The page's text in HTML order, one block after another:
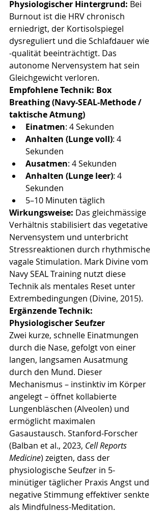
Physiologischer Hintergrund: Bei
Burnout ist die HRV chronisch
erniedrigt, der Kortisolspiegel
dysreguliert und die Schlafdauer wie
-qualität beeinträchtigt. Das
autonome Nervensystem hat sein
Gleichgewicht verloren.
Empfohlene Technik: Box
Breathing (Navy-SEAL-Methode /
taktische Atmung)
Einatmen: 4 Sekunden
Anhalten (Lunge voll): 4
Sekunden
Ausatmen: 4 Sekunden
Anhalten (Lunge leer): 4
Sekunden
5–10 Minuten täglich
Wirkungsweise: Das gleichmässige
Verhältnis stabilisiert das vegetative
Nervensystem und unterbricht
Stressreaktionen durch rhythmische
vagale Stimulation. Mark Divine vom
Navy SEAL Training nutzt diese
Technik als mentales Reset unter
Extrembedingungen (Divine, 2015).
Ergänzende Technik:
Physiologischer Seufzer
Zwei kurze, schnelle Einatmungen
durch die Nase, gefolgt von einer
langen, langsamen Ausatmung
durch den Mund. Dieser
Mechanismus – instinktiv im Körper
angelegt – öffnet kollabierte
Lungenbläschen (Alveolen) und
ermöglicht maximalen
Gasaustausch. Stanford-Forscher
(Balban et al., 2023, Cell Reports
Medicine) zeigten, dass der
physiologische Seufzer in 5-
minütiger täglicher Praxis Angst und
negative Stimmung effektiver senkte
als Mindfulness-Meditation.